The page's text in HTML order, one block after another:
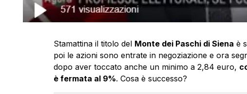
Stamattina il titolo del Monte dei Paschi di Siena è
poi le azioni sono entrate in negoziazione e ora
dopo aver toccato anche un minimo a 2,84 euro,
è fermata al 9%. Cosa è successo?